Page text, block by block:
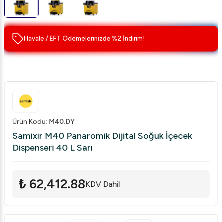
Havale / EFT Ödemelerinizde %2 İndirim!
Ürün Kodu: M40.DY
Samixir M40 Panaromik Dijital Soğuk İçecek
Dispenseri 40 L Sarı
₺ 62,412.88KDV Dahil